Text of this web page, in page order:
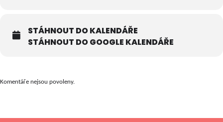
STÁHNOUT DO KALENDÁŘE
STÁHNOUT DO GOOGLE KALENDÁŘE
Komentáře nejsou povoleny.